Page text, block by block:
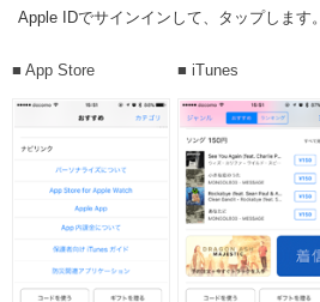
Apple IDでサインインして、タップします。
■ App Store ■ iTunes